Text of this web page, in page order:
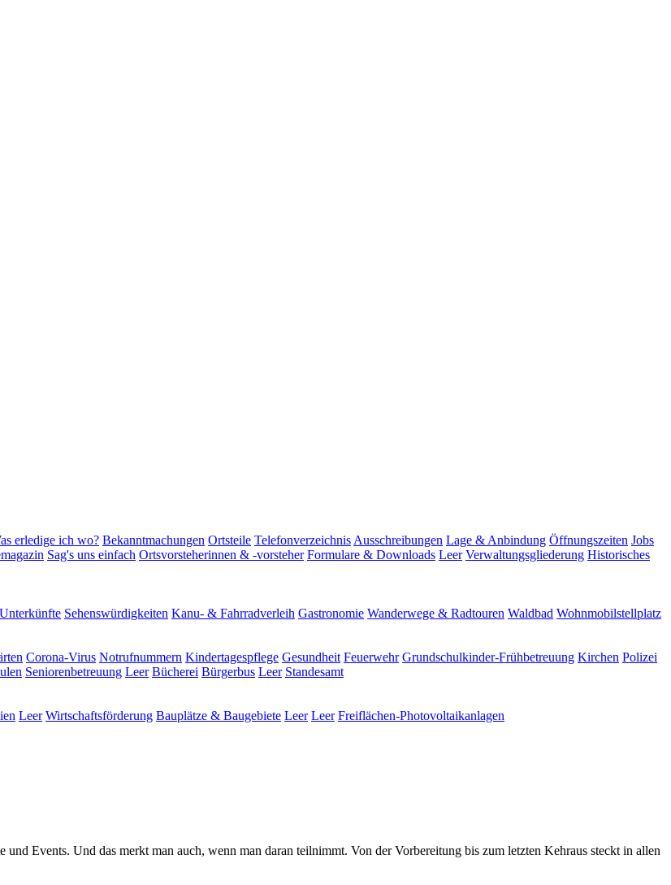
erledige ich wo? Bekanntmachungen Ortsteile Telefonverzeichnis Ausschreibungen Lage & Anbindung Öffnungszeiten Jobs
Sag's uns einfach Ortsvorsteherinnen & -vorsteher Formulare & Downloads Leer Verwaltungsgliederung Historisches
Unterkünfte Sehenswürdigkeiten Kanu- & Fahrradverleih Gastronomie Wanderwege & Radtouren Waldbad Wohnmobilstellplatz
Corona-Virus Notrufnummern Kindertagespflege Gesundheit Feuerwehr Grundschulkinder-Frühbetreuung Kirchen Polizei
Seniorenbetreuung Leer Bücherei Bürgerbus Leer Standesamt
Leer Wirtschaftsförderung Bauplätze & Baugebiete Leer Leer Freiflächen-Photovoltaikanlagen
Events. Und das merkt man auch, wenn man daran teilnimmt. Von der Vorbereitung bis zum letzten Kehraus steckt in allen